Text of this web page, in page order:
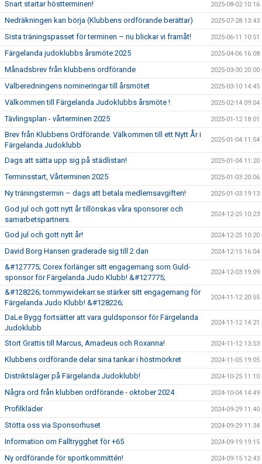
Snart startar höstterminen! 2025-08-02 10:16
Nedräkningen kan börja (Klubbens ordförande berättar) 2025-07-28 13:43
Sista träningspasset för terminen – nu blickar vi framåt! 2025-06-11 10:51
Färgelanda judoklubbs årsmöte 2025 2025-04-06 16:08
Månadsbrev från klubbens ordförande 2025-03-30 20:00
Valberedningens nomineringar till årsmötet 2025-03-10 14:45
Välkommen till Färgelanda Judoklubbs årsmöte ! 2025-02-14 09:04
Tävlingsplan - vårterminen 2025 2025-01-12 18:01
Brev från Klubbens Ordförande: Välkommen till ett Nytt År i
Färgelanda Judoklubb
2025-01-04 11:54
Dags att sätta upp sig på städlistan! 2025-01-04 11:20
Terminsstart, Vårterminen 2025 2025-01-03 20:06
Ny träningstermin – dags att betala medlemsavgiften! 2025-01-03 19:13
God jul och gott nytt år tillönskas våra sponsorer och
samarbetspartners.
2024-12-25 10:23
God jul och gott nytt år! 2024-12-25 10:20
David Borg Hansen graderade sig till 2 dan 2024-12-15 16:04
&#127775; Corex förlänger sitt engagemang som Guld-
sponsor för Färgelanda Judo Klubb! &#127775;
2024-12-03 19:09
&#128226; tommywidekarr.se stärker sitt engagemang för
Färgelanda Judo Klubb! &#128226;
2024-11-12 20:55
DaLe Bygg fortsätter att vara guldsponsor för Färgelanda
Judoklubb
2024-11-12 14:21
Stort Grattis till Marcus, Amadeus och Roxanna! 2024-11-12 13:53
Klubbens ordförande delar sina tankar i höstmörkret 2024-11-05 19:05
Distriktsläger på Färgelanda Judoklubb! 2024-10-25 11:10
Några ord från klubben ordförande - oktober 2024 2024-10-04 14:49
Profilkläder 2024-09-29 11:40
Stötta oss via Sponsorhuset 2024-09-29 11:34
Information om Falltrygghet för +65 2024-09-19 19:15
Ny ordförande för sportkommittén! 2024-09-15 12:43